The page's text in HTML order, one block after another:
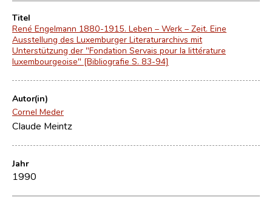
Titel
René Engelmann 1880-1915. Leben – Werk – Zeit. Eine
Ausstellung des Luxemburger Literaturarchivs mit
Unterstützung der "Fondation Servais pour la littérature
luxembourgeoise" [Bibliografie S. 83-94]
Autor(in)
Cornel Meder
Claude Meintz
Jahr
1990